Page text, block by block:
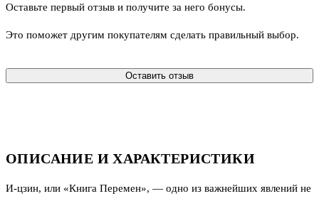
ОПИСАНИЕ И ХАРАКТЕРИСТИКИ
И-цзин, или «Книга Перемен», — одно из важнейших явлений не
Оставьте первый отзыв и получите за него бонусы.
Это поможет другим покупателям сделать правильный выбор.
Оставить отзыв